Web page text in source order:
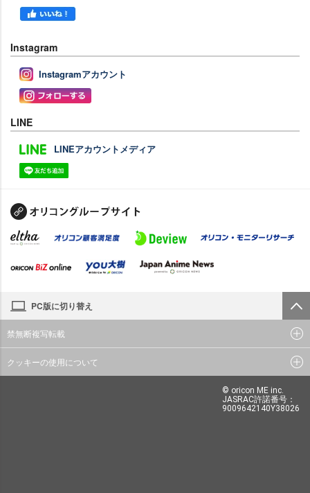
Instagram
Instagramアカウント
LINE
LINEアカウントメディア
PC版に切り替え
禁無断複写転載
クッキーの使用について
© oricon ME inc.
JASRAC許諾番号：
9009642140Y38026